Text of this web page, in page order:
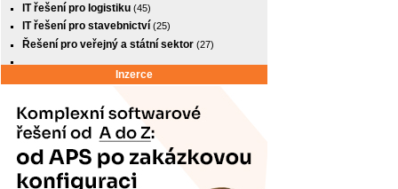
IT řešení pro logistiku (45)
IT řešení pro stavebnictví (25)
Řešení pro veřejný a státní sektor (27)
Inzerce